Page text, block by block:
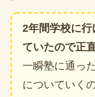
2年間学校に
ていたので正
一瞬塾に通っ
についていく